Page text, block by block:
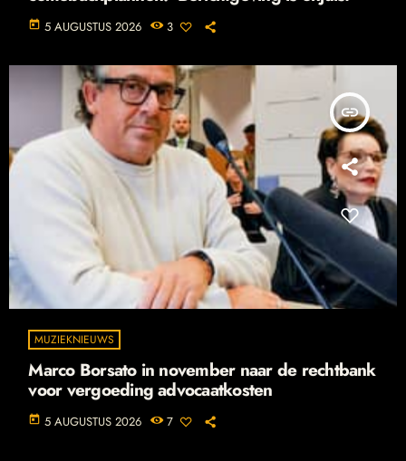
today 5 AUGUSTUS 2026 3
insert_link
MUZIEKNIEUWS
Marco Borsato in november naar de rechtbank
voor vergoeding advocaatkosten
today 5 AUGUSTUS 2026 7